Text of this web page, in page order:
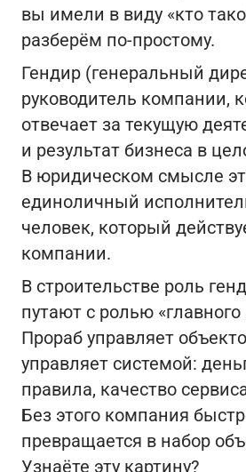
вы имели в виду «кто
разберём по‑простому.
Гендир (генеральный
руководитель компании,
отвечает за текущую
и результат бизнеса в
В юридическом смысле
единоличный
человек, который
компании.
В строительстве роль
путают с ролью «главного
Прораб управляет
управляет системой:
правила, качество
Без этого компания
превращается в набор
Узнаёте эту картину?